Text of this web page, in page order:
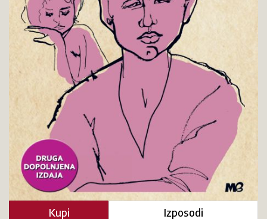
Kupi Izposodi